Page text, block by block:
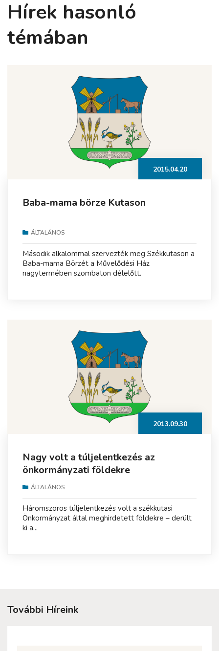
Hírek hasonló
témában
2015.04.20
Baba-mama börze Kutason
ÁLTALÁNOS
Második alkalommal szervezték meg Székkutason a
Baba-mama Börzét a Művelődési Ház
nagytermében szombaton délelőtt.
2013.09.30
Nagy volt a túljelentkezés az
önkormányzati földekre
ÁLTALÁNOS
Háromszoros túljelentkezés volt a székkutasi
Önkormányzat által meghirdetett földekre – derült
ki a...
További Híreink